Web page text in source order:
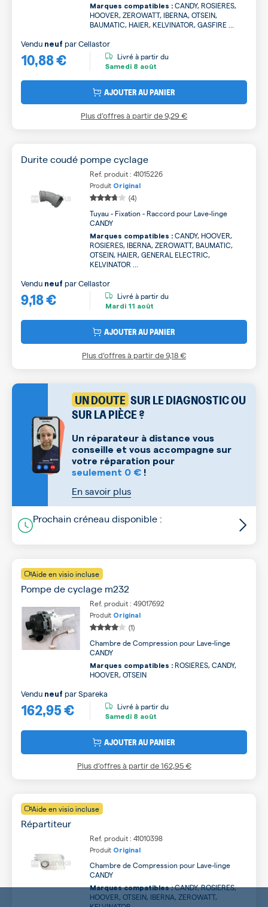
Marques compatibles : CANDY, ROSIERES,
HOOVER, ZEROWATT, IBERNA, OTSEIN,
BAUMATIC, HAIER, KELVINATOR, GASFIRE ...
10,88 €
Vendu neuf parCellastor
Livré à partir du
Samedi 8 août
AJOUTER AU PANIER
Plus d’offres à partir de9,29 €
Durite coudé pompe cyclage
Ref. produit : 41015226
Produit Original
(4)
Tuyau - Fixation - Raccord pour Lave-linge
CANDY
Marques compatibles : CANDY, HOOVER,
ROSIERES, IBERNA, ZEROWATT, BAUMATIC,
OTSEIN, HAIER, GENERAL ELECTRIC,
KELVINATOR ...
9,18 €
Vendu neuf parCellastor
Livré à partir du
Mardi 11 août
AJOUTER AU PANIER
Plus d’offres à partir de9,18 €
UN DOUTE SUR LE DIAGNOSTIC OU
SUR LA PIÈCE ?
Un réparateur à distance vous
conseille et vous accompagne sur
votre réparation pour
seulement 0 € !
En savoir plus
Prochain créneau disponible :
Aide en visio incluse
Pompe de cyclage m232
Ref. produit : 49017692
Produit Original
(1)
Chambre de Compression pour Lave-linge
CANDY
Marques compatibles : ROSIERES, CANDY,
HOOVER, OTSEIN
162,95 €
Vendu neuf parSpareka
Livré à partir du
Samedi 8 août
AJOUTER AU PANIER
Plus d’offres à partir de162,95 €
Aide en visio incluse
Répartiteur
Ref. produit : 41010398
Produit Original
Chambre de Compression pour Lave-linge
CANDY
Marques compatibles :CANDY, ROSIERES,
HOOVER, OTSEIN, IBERNA, ZEROWATT,